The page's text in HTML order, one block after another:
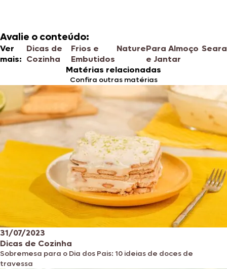
Avalie o conteúdo:
Ver
mais:
Dicas de
Cozinha
Frios e
Embutidos
NaturePara Almoço
e Jantar
Seara
Matérias relacionadas
Confira outras matérias
31/07/2023
Dicas de Cozinha
Sobremesa para o Dia dos Pais: 10 ideias de doces de
travessa